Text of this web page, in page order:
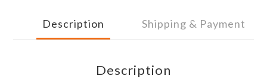
Description Shipping & Payment
Description